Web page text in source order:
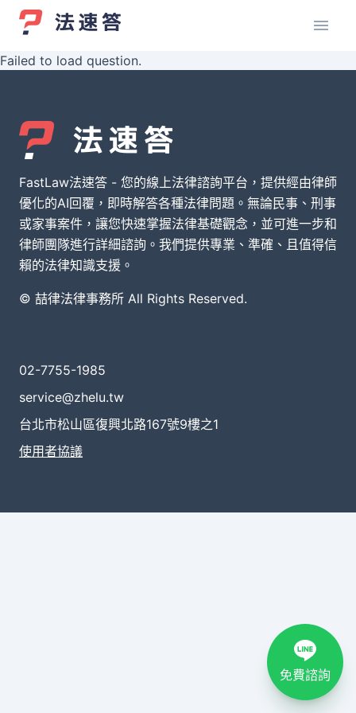
Failed to load question.
FastLaw法速答 - 您的線上法律諮詢平台，提供經由律師
優化的AI回覆，即時解答各種法律問題。無論民事、刑事
或家事案件，讓您快速掌握法律基礎觀念，並可進一步和
律師團隊進行詳細諮詢。我們提供專業、準確、且值得信
賴的法律知識支援。
© 喆律法律事務所 All Rights Reserved.
02-7755-1985
service@zhelu.tw
台北市松山區復興北路167號9樓之1
使用者協議
免費諮詢